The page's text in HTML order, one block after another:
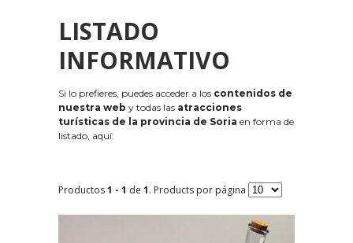
LISTADO
INFORMATIVO
Si lo prefieres, puedes acceder a los contenidos de
nuestra web y todas las atracciones
turísticas de la provincia de Soria en forma de
listado, aquí:
Productos1 - 1 de 1. Products por página